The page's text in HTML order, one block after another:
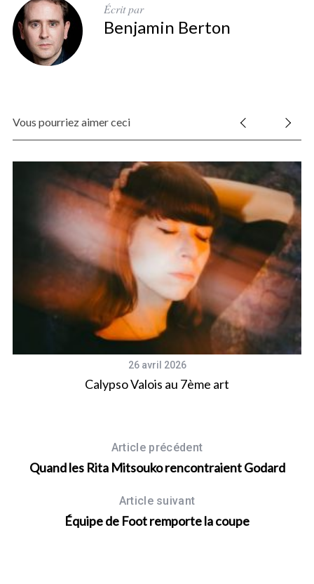
Écrit par
Benjamin Berton
Vous pourriez aimer ceci
26 avril 2026
Calypso Valois au 7ème art
Article précédent
Quand les Rita Mitsouko rencontraient Godard
Article suivant
Équipe de Foot remporte la coupe
S
f